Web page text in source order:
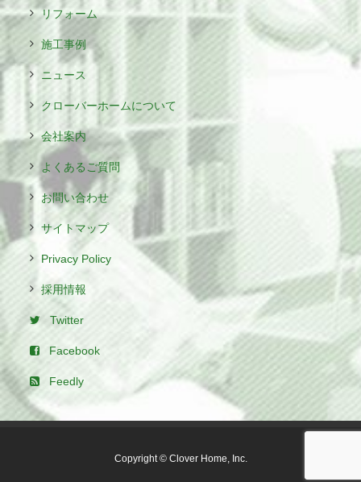
リフォーム
施工事例
ニュース
クローバーホームについて
会社案内
よくあるご質問
お問い合わせ
サイトマップ
Privacy Policy
採用情報
Twitter
Facebook
Feedly
Copyright © Clover Home, Inc.